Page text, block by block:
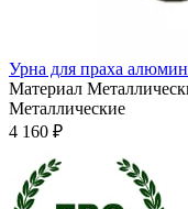
Урна для праха
Материал
Металлические
4 160 ₽